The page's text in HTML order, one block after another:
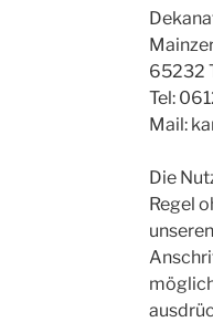
65232
Tel:
Mail:
Die
Regel